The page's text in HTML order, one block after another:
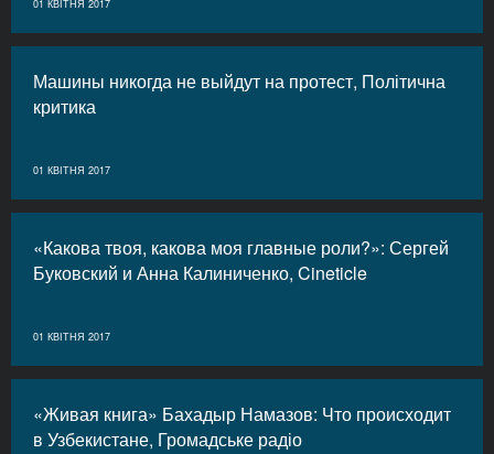
01 КВІТНЯ 2017
Машины никогда не выйдут на протест, Політична
критика
01 КВІТНЯ 2017
«Какова твоя, какова моя главные роли?»: Сергей
Буковский и Анна Калиниченко, Cineticle
01 КВІТНЯ 2017
«Живая книга» Бахадыр Намазов: Что происходит
в Узбекистане, Громадське радіо